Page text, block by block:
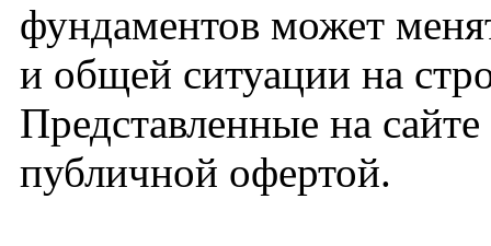
фундаментов может
и общей ситуации на
Представленные на
публичной офертой.